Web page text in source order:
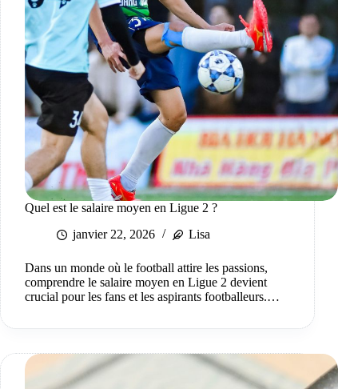
Quel est le salaire moyen en Ligue 2 ?
janvier 22, 2026
Lisa
Dans un monde où le football attire les passions,
comprendre le salaire moyen en Ligue 2 devient
crucial pour les fans et les aspirants footballeurs.…